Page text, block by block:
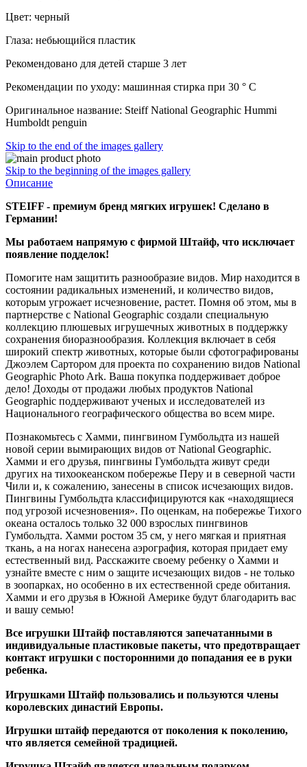
Цвет: черный
Глаза: небьющийся пластик
Рекомендовано для детей старше 3 лет
Рекомендации по уходу: машинная стирка при 30 ° C
Оригинальное название: Steiff National Geographic Hummi
Humboldt penguin
Skip to the end of the images gallery
Skip to the beginning of the images gallery
Описание
STEIFF - премиум бренд мягких игрушек! Сделано в
Германии!
Мы работаем напрямую с фирмой Штайф, что исключает
появление подделок!
Помогите нам защитить разнообразие видов. Мир находится в
состоянии радикальных изменений, и количество видов,
которым угрожает исчезновение, растет. Помня об этом, мы в
партнерстве с National Geographic создали специальную
коллекцию плюшевых игрушечных животных в поддержку
сохранения биоразнообразия. Коллекция включает в себя
широкий спектр животных, которые были сфотографированы
Джоэлем Сартором для проекта по сохранению видов National
Geographic Photo Ark. Ваша покупка поддерживает доброе
дело! Доходы от продажи любых продуктов National
Geographic поддерживают ученых и исследователей из
Национального географического общества во всем мире.
Познакомьтесь с Хамми, пингвином Гумбольдта из нашей
новой серии вымирающих видов от National Geographic.
Хамми и его друзья, пингвины Гумбольдта живут среди
других на тихоокеанском побережье Перу и в северной части
Чили и, к сожалению, занесены в список исчезающих видов.
Пингвины Гумбольдта классифицируются как «находящиеся
под угрозой исчезновения». По оценкам, на побережье Тихого
океана осталось только 32 000 взрослых пингвинов
Гумбольдта. Хамми ростом 35 см, у него мягкая и приятная
ткань, а на ногах нанесена аэрография, которая придает ему
естественный вид. Расскажите своему ребенку о Хамми и
узнайте вместе с ним о защите исчезающих видов - не только
в зоопарках, но особенно в их естественной среде обитания.
Хамми и его друзья в Южной Америке будут благодарить вас
и вашу семью!
Все игрушки Штайф поставляются запечатанными в
индивидуальные пластиковые пакеты, что предотвращает
контакт игрушки с посторонними до попадания ее в руки
ребенка.
Игрушками Штайф пользовались и пользуются члены
королевских династий Европы.
Игрушки штайф передаются от поколения к поколению,
что является семейной традицией.